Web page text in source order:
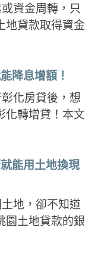
資金周轉，只
地貸款取得資金
降息增額！
彰化房貸後，想
化轉增貸！本文
能用土地換現
土地，卻不知道
園土地貸款的銀